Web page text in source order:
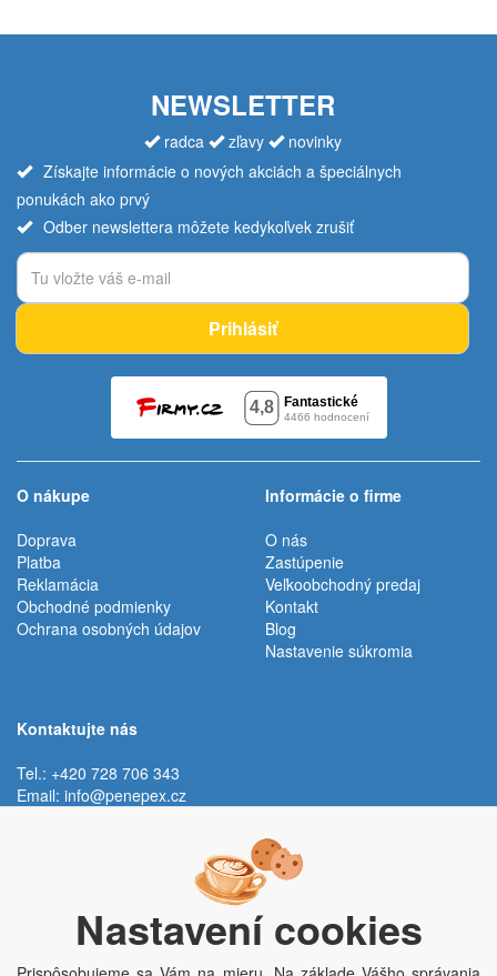
NEWSLETTER
radca zľavy
novinky
Získajte informácie o nových akciách a špeciálnych
ponukách ako prvý
Odber newslettera môžete kedykoľvek zrušiť
Prihlásiť
O nákupe
Doprava
Platba
Reklamácia
Obchodné podmienky
Ochrana osobných údajov
Informácie o firme
O nás
Zastúpenie
Veľkoobchodný predaj
Kontakt
Blog
Nastavenie súkromia
Kontaktujte nás
Tel.: +420 728 706 343
Email: info@penepex.cz
Trávník 2076, 686 03 Staré Město
Nastavení cookies